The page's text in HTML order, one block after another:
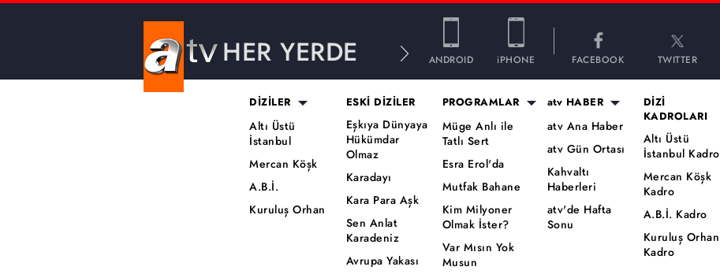
HER YERDE ANDROID iPHONE FACEBOOK TWITTER
DİZİLER
Altı Üstü
İstanbul
Mercan Köşk
A.B.İ.
Kuruluş Orhan
ESKİ DİZİLER
Eşkıya Dünyaya
Hükümdar
Olmaz
Karadayı
Kara Para Aşk
Sen Anlat
Karadeniz
Avrupa Yakası
PROGRAMLAR
Müge Anlı ile
Tatlı Sert
Esra Erol'da
Mutfak Bahane
Kim Milyoner
Olmak İster?
Var Mısın Yok
Musun
atv HABER
atv Ana Haber
atv Gün Ortası
Kahvaltı
Haberleri
atv'de Hafta
Sonu
DİZİ
KADROLARI
Altı Üstü
İstanbul Kadro
Mercan Köşk
Kadro
A.B.İ. Kadro
Kuruluş Orhan
Kadro